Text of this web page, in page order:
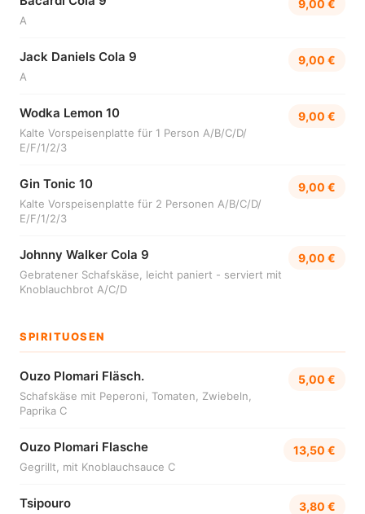
A
9,00 €
Jack Daniels Cola 9
A
9,00 €
Wodka Lemon 10
Kalte Vorspeisenplatte für 1 Person A/B/C/D/
E/F/1/2/3
9,00 €
Gin Tonic 10
Kalte Vorspeisenplatte für 2 Personen A/B/C/D/
E/F/1/2/3
9,00 €
Johnny Walker Cola 9
Gebratener Schafskäse, leicht paniert - serviert mit
Knoblauchbrot A/C/D
9,00 €
SPIRITUOSEN
Ouzo Plomari Fläsch.
Schafskäse mit Peperoni, Tomaten, Zwiebeln,
Paprika C
5,00 €
Ouzo Plomari Flasche
Gegrillt, mit Knoblauchsauce C
13,50 €
Tsipouro 3,80 €